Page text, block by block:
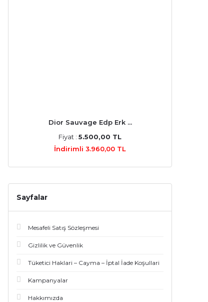
Dior Sauvage Edp Erk ...
Fiyat : 5.500,00 TL
İndirimli 3.960,00 TL
Sayfalar
Mesafeli Satış Sözleşmesi
Gizlilik ve Güvenlik
Tüketici Haklari – Cayma – İptal İade Koşullari
Kampanyalar
Hakkımızda